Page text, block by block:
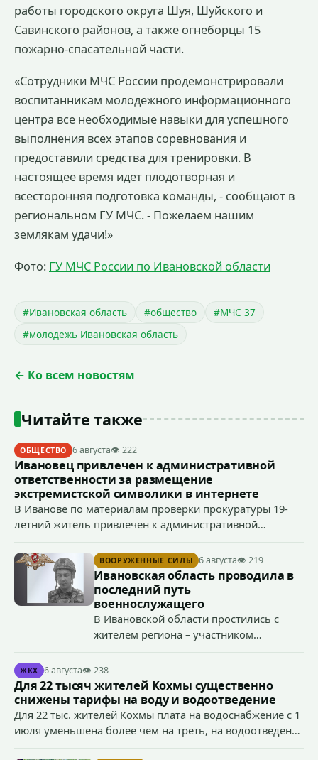
работы городского округа Шуя, Шуйского и
Савинского районов, а также огнеборцы 15
пожарно-спасательной части.
«Сотрудники МЧС России продемонстрировали
воспитанникам молодежного информационного
центра все необходимые навыки для успешного
выполнения всех этапов соревнования и
предоставили средства для тренировки. В
настоящее время идет плодотворная и
всесторонняя подготовка команды, - сообщают в
региональном ГУ МЧС. - Пожелаем нашим
землякам удачи!»
Фото: ГУ МЧС России по Ивановской области
#Ивановская область #общество
#МЧС 37
#молодежь Ивановская область
← Ко всем новостям
Читайте также
ОБЩЕСТВО 6 августа👁 222
Ивановец привлечен к административной
ответственности за размещение
экстремистской символики в интернете
В Иванове по материалам проверки прокуратуры 19-
летний житель привлечен к административной
демонстрирование символики экстремистской
организации, если эти действия не содержат признаков
уголовно наказуемого деяния) за размещение
экстремистской символики в сети Интернет.
ВООРУЖЕННЫЕ СИЛЫ 6 августа👁 219
Ивановская область проводила в
последний путь
военнослужащего
В Ивановской области простились с
жителем региона – участником
Антоном Тумановым.
ЖКХ 6 августа👁 238
Для 22 тысяч жителей Кохмы существенно
снижены тарифы на воду и водоотведение
Для 22 тыс. жителей Кохмы плата на водоснабжение с 1
июля уменьшена более чем на треть, на водоотведение